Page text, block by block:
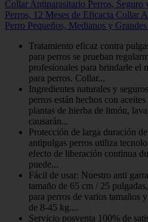
Collar Antiparasitario Perros,
Perros, 12 Meses de Eficacia Collar
Perro Pequeños, Medianos y
Tratamiento eficaz contra
para perros se prueban
profesionales para brindarle el
para perros. Collar...
Ingredientes naturales y
perros están hechos con
plantas de hierba de limón,
causarán...
Protección de larga duración
antipulgas perros utiliza
efecto de liberación continua
puede...
Fácil de usar: Nuestro anti
tamaño de 65 cm / 25
para perros de varios tamaños
de 8-45 kg....
Servicio posventa 100% de